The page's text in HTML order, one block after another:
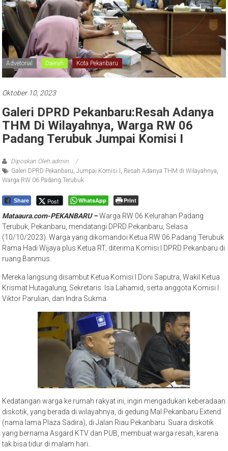
Advetorial Daerah Kota Pekanbaru
Oktober 10, 2023
Galeri DPRD Pekanbaru:Resah Adanya
THM Di Wilayahnya, Warga RW 06
Padang Terubuk Jumpai Komisi I
Diposkan Oleh:admin
Galeri DPRD Pekanbaru ,Jumpai Komisi I Resah Adanya THM di Wilayahnya
Warga RW 06 Padang Terubuk
Share Post WhatsApp Print
Mataaura.com-PEKANBARU –Warga RW 06 Kelurahan Padang
Terubuk, Pekanbaru, mendatangi DPRD Pekanbaru, Selasa
(10/10/2023). Warga yang dikomandoi Ketua RW 06 Padang Terubuk
Rama Hadi Wijaya plus Ketua RT, diterima Komisi I DPRD Pekanbaru di
ruang Banmus.
Mereka langsung disambut Ketua Komisi I Doni Saputra, Wakil Ketua
Krismat Hutagalung, Sekretaris Isa Lahamid, serta anggota Komisi I
Viktor Parulian, dan Indra Sukma.
Kedatangan warga ke rumah rakyat ini, ingin mengadukan keberadaan
diskotik, yang berada di wilayahnya, di gedung Mal Pekanbaru Extend
(nama lama Plaza Sadira), di Jalan Riau Pekanbaru. Suara diskotik
yang bernama Asgard KTV dan PUB, membuat warga resah, karena
tak bisa tidur di malam hari.